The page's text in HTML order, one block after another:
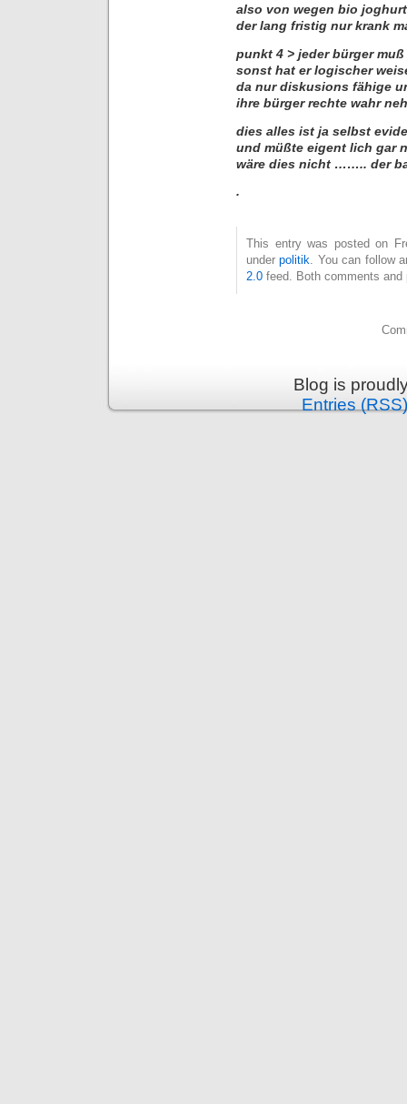
also von wegen bio
der lang fristig nur krank
punkt 4 > jeder bürger
sonst hat er logischer
da nur diskusions fähige
ihre bürger rechte wahr
dies alles ist ja selbst
und müßte eigent lich gar
wäre dies nicht …….. der
.
This entry was posted on
underpolitik. You can follow
2.0 feed. Both comments
Blog is
Entries (RSS)